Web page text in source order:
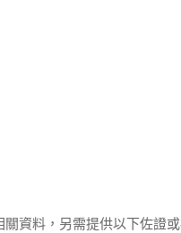
資料，另需提供以下佐證或